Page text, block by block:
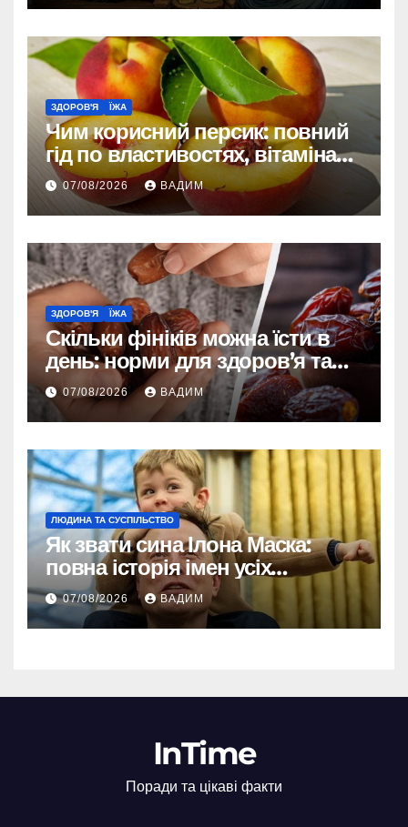
ЗДОРОВ'Я ЇЖА
Чим корисний персик: повний
гід по властивостях, вітамінах і
впливі на організм
07/08/2026 ВАДИМ
ЗДОРОВ'Я ЇЖА
Скільки фініків можна їсти в
день: норми для здоров’я та
енергії
07/08/2026 ВАДИМ
ЛЮДИНА ТА СУСПІЛЬСТВО
Як звати сина Ілона Маска:
повна історія імен усіх
хлопчиків мільярдера
07/08/2026 ВАДИМ
InTime
Поради та цікаві факти